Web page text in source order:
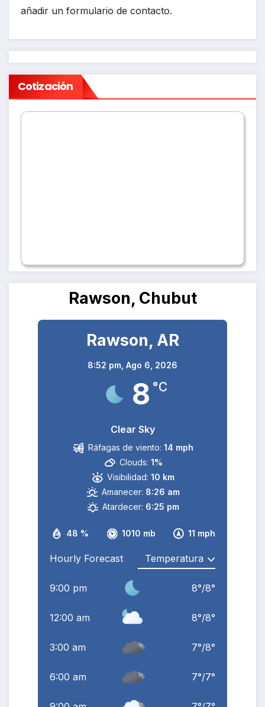
añadir un formulario de contacto.
Cotización
Rawson, Chubut
Rawson, AR
8:52 pm, Ago 6, 2026
8 °C
Clear Sky
48 % 1010 mb 11 mph
Ráfagas de viento: 14 mph
Clouds: 1%
Visibilidad: 10 km
Amanecer: 8:26 am
Atardecer: 6:25 pm
Hourly Forecast
9:00 pm 8°/8°
12:00 am 8°/8°
3:00 am 7°/8°
6:00 am 7°/7°